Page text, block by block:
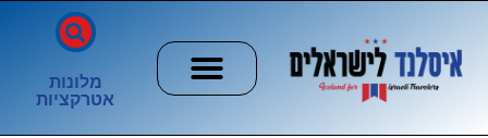
מלונות
אטרקציות